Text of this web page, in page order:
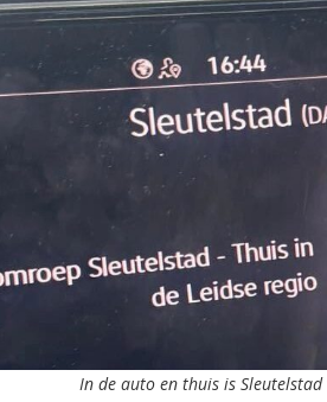
In de auto en thuis is